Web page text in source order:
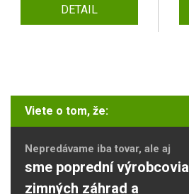
DETAIL
Viete o tom, že:
Nepredávame iba tovar, ale aj
sme poprední výrobcovia
zimných záhrad a